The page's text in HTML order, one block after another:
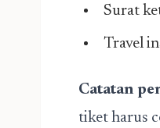
Surat
Travel
Catatan
tiket harus